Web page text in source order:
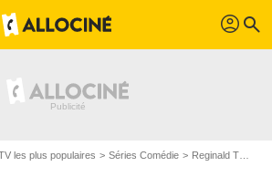
profil search
les plus populaires Séries Comédie Reginald The Vampire